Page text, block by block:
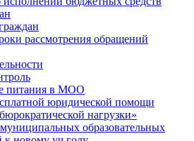
рассмотрения обращений
питания в МОО
юридической помощи
нагрузки»
образовательных